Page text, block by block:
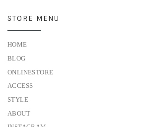
STORE MENU
HOME
BLOG
ONLINESTORE
ACCESS
STYLE
ABOUT